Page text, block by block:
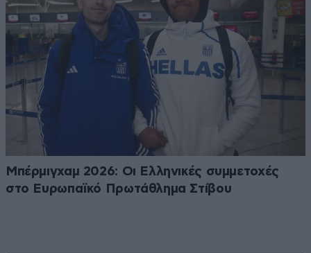
Μπέρμιγχαμ 2026: Οι Ελληνικές συμμετοχές
στο Ευρωπαϊκό Πρωτάθλημα Στίβου